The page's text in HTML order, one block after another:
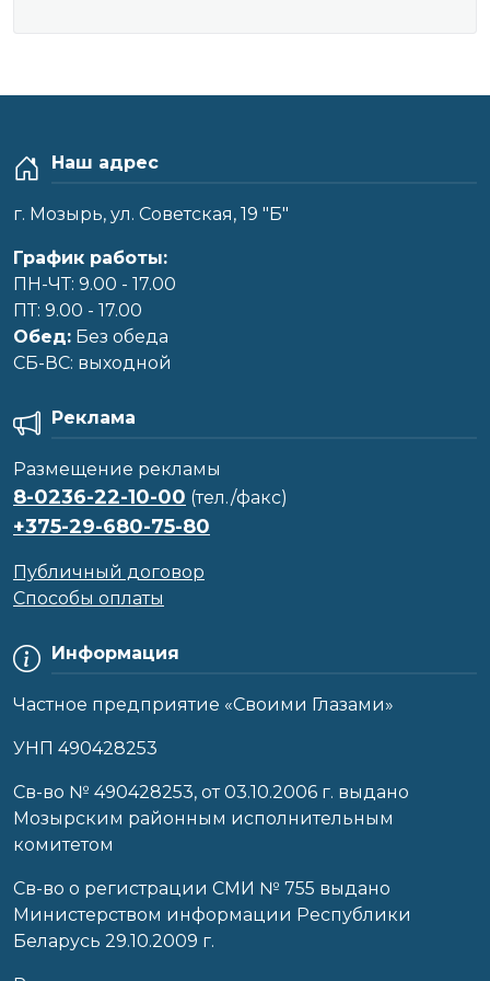
Наш адрес
г. Мозырь, ул. Советская, 19 "Б"
График работы:
ПН-ЧТ: 9.00 - 17.00
ПТ: 9.00 - 17.00
Обед: Без обеда
CБ-ВС: выходной
Информация
Частное предприятие «Своими Глазами»
УНП 490428253
Cв-во № 490428253, от 03.10.2006 г. выдано
Мозырским районным исполнительным
комитетом
Св-во о регистрации СМИ № 755 выдано
Министерством информации Республики
Беларусь 29.10.2009 г.
Реклама
Размещение рекламы
8-0236-22-10-00 (тел./факс)
+375-29-680-75-80
Публичный договор
Способы оплаты